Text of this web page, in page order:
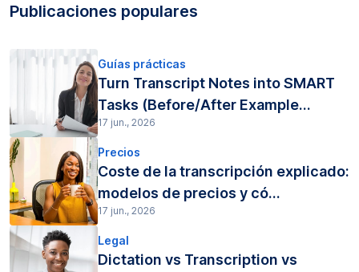
Publicaciones populares
Guías prácticas
Turn Transcript Notes into SMART
Tasks (Before/After Example...
17 jun., 2026
Precios
Coste de la transcripción explicado:
modelos de precios y có...
17 jun., 2026
Legal
Dictation vs Transcription vs